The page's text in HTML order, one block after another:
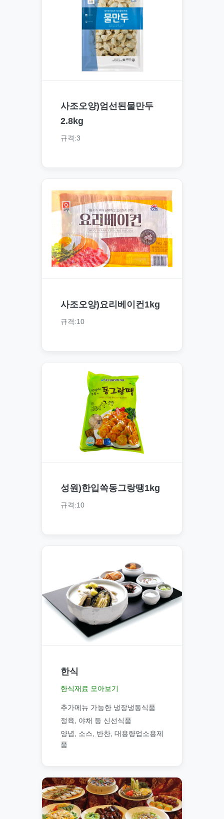
사조오양)엄선된물만두
2.8kg
규격:3
사조오양)요리베이컨1kg
규격:10
성원)한입쏙동그랑땡1kg
규격:10
한식
한식재료 모아보기
추가메뉴 가능한 냉장냉동식품
정육, 야채 등 신선식품
양념, 소스, 반찬, 대용량업소용제
품